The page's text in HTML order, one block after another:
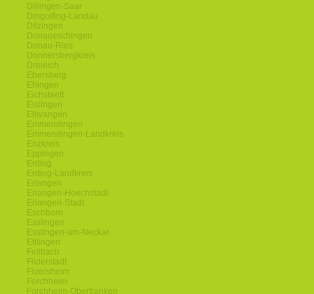
Dillingen-Saar
Dingolfing-Landau
Ditzingen
Donaueschingen
Donau-Ries
Donnersbergkreis
Dreieich
Ebersberg
Ehingen
Eichstaett
Eislingen
Ellwangen
Emmendingen
Emmendingen-Landkreis
Enzkreis
Eppingen
Erding
Erding-Landkreis
Erlangen
Erlangen-Hoechstadt
Erlangen-Stadt
Eschborn
Esslingen
Esslingen-am-Neckar
Ettlingen
Fellbach
Filderstadt
Floersheim
Forchheim
Forchheim-Oberfranken